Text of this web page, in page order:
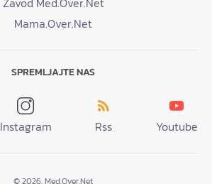
Mama.Over.Net
SPREMLJAJTE NAS
Instagram Rss Youtube
© 2026. Med.Over.Net